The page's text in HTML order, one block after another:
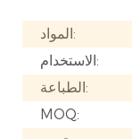
المواد:
الاستخدام:
الطباعة:
MOQ: